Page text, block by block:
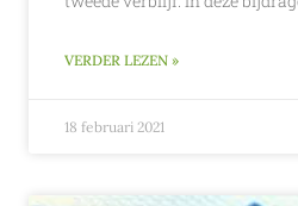
VERDER LEZEN »
18 februari 2021